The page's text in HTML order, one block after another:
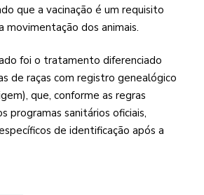
que a vacinação é um requisito
movimentação dos animais.
foi o tratamento diferenciado
de raças com registro genealógico
que, conforme as regras
programas sanitários oficiais,
de identificação após a